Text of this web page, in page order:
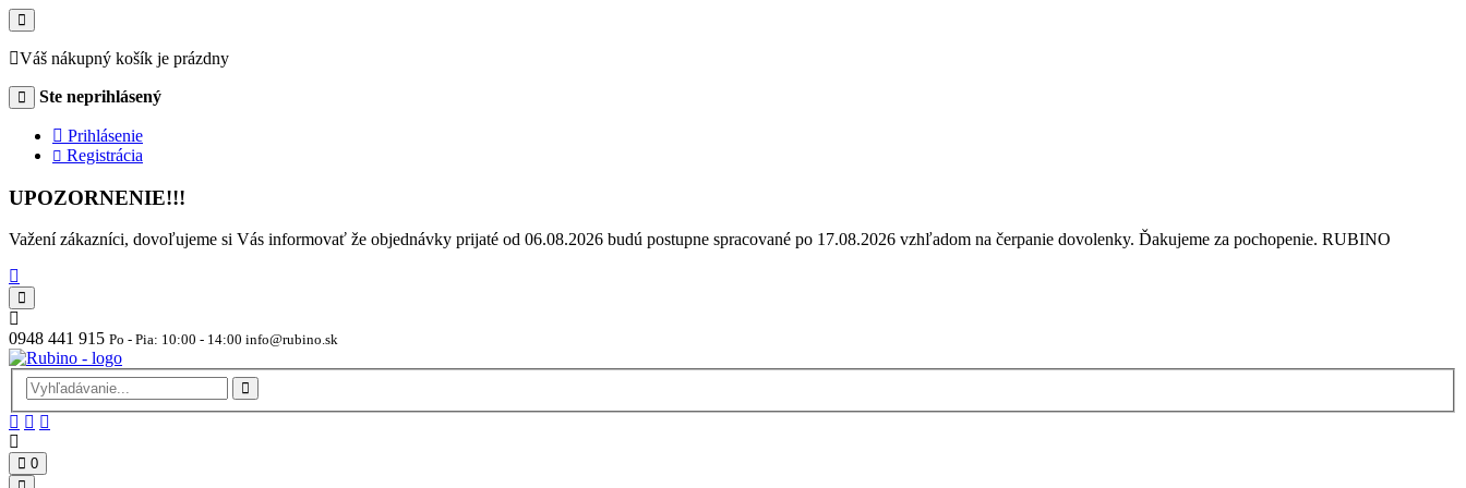
Váš nákupný košík je prázdny
Ste neprihlásený
Prihlásenie
Registrácia
UPOZORNENIE!!!
Važení zákazníci, dovoľujeme si Vás informovať že objednávky prijaté od 06.08.2026 budú postupne spracované po 17.08.2026 vzhľadom na čerpanie dovolenky. Ďakujeme za pochopenie. RUBINO
0948 441 915 Po - Pia: 10:00 - 14:00 info@rubino.sk
0